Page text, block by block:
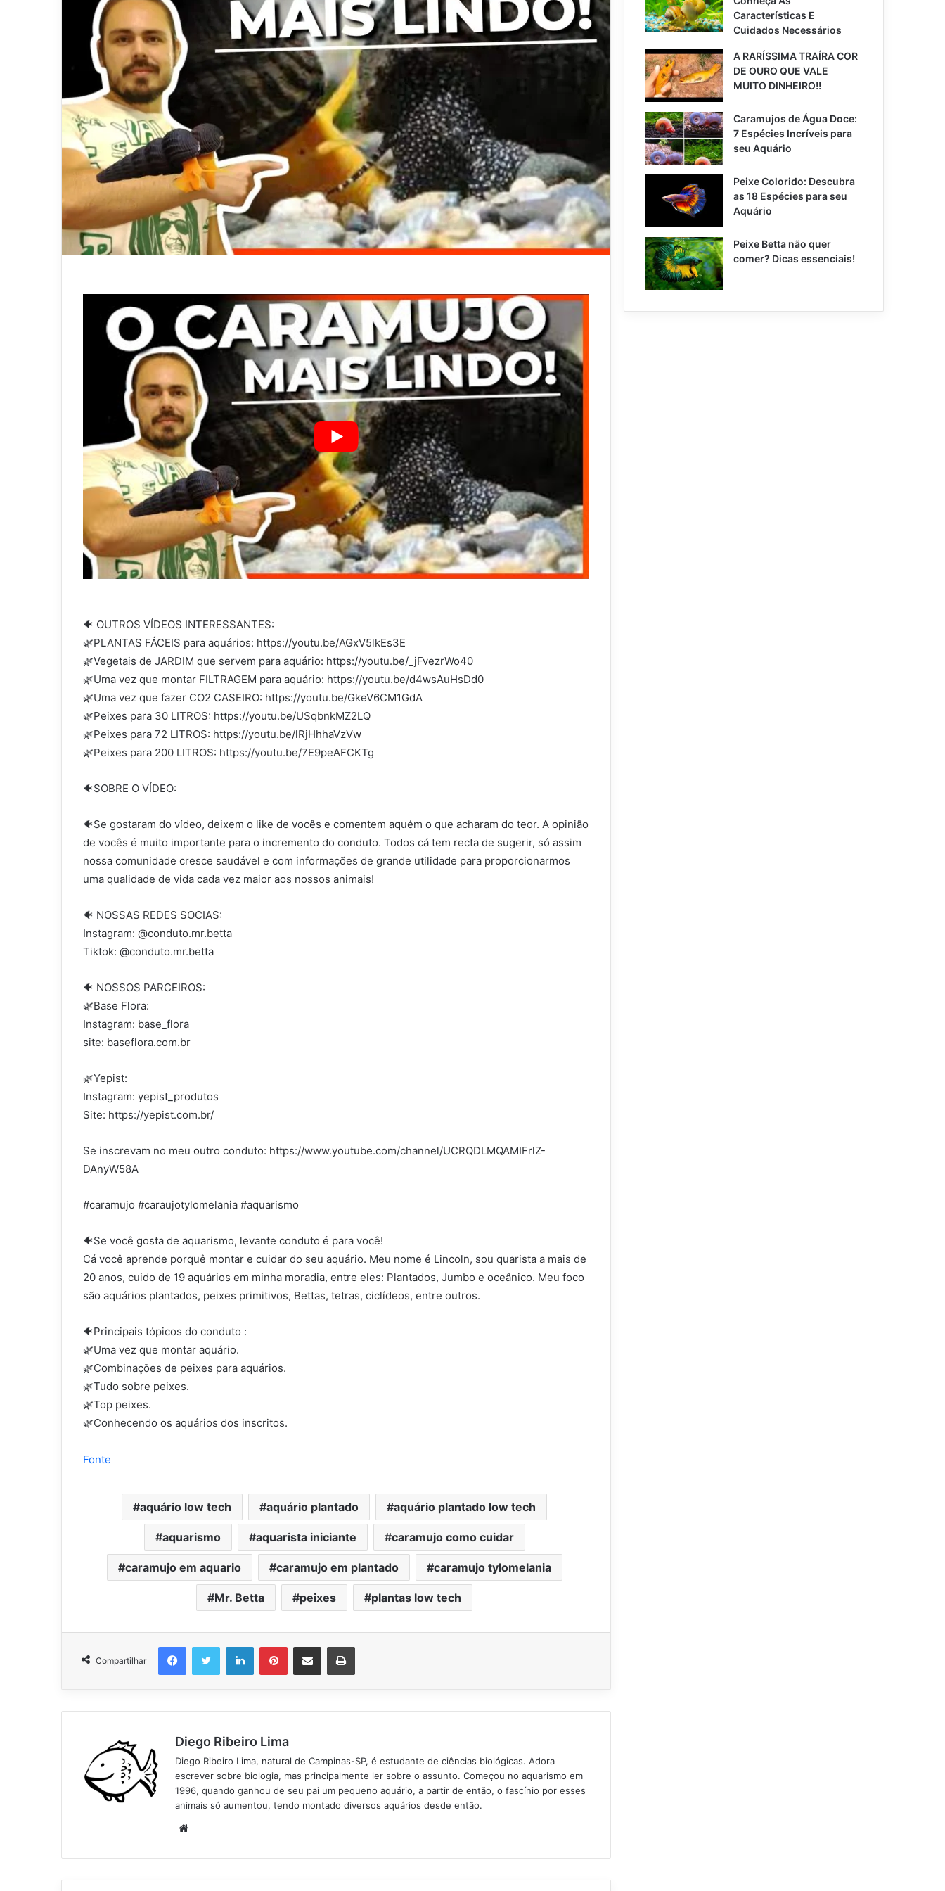
🐠 OUTROS VÍDEOS INTERESSANTES:
🌿PLANTAS FÁCEIS para aquários: https://youtu.be/AGxV5lkEs3E
🌿Vegetais de JARDIM que servem para aquário: https://youtu.be/_jFvezrWo40
🌿Uma vez que montar FILTRAGEM para aquário: https://youtu.be/d4wsAuHsDd0
🌿Uma vez que fazer CO2 CASEIRO: https://youtu.be/GkeV6CM1GdA
🌿Peixes para 30 LITROS: https://youtu.be/USqbnkMZ2LQ
🌿Peixes para 72 LITROS: https://youtu.be/lRjHhhaVzVw
🌿Peixes para 200 LITROS: https://youtu.be/7E9peAFCKTg
🐠SOBRE O VÍDEO:
🐠Se gostaram do vídeo, deixem o like de vocês e comentem aquém o que acharam do teor. A opinião
de vocês é muito importante para o incremento do conduto. Todos cá tem recta de sugerir, só assim
nossa comunidade cresce saudável e com informações de grande utilidade para proporcionarmos
uma qualidade de vida cada vez maior aos nossos animais!
🐠 NOSSAS REDES SOCIAS:
Instagram: @conduto.mr.betta
Tiktok: @conduto.mr.betta
🐠 NOSSOS PARCEIROS:
🌿Base Flora:
Instagram: base_flora
site: baseflora.com.br
🌿Yepist:
Instagram: yepist_produtos
Site: https://yepist.com.br/
Se inscrevam no meu outro conduto: https://www.youtube.com/channel/UCRQDLMQAMIFrlZ-
DAnyW58A
#caramujo #caraujotylomelania #aquarismo
🐠Se você gosta de aquarismo, levante conduto é para você!
Cá você aprende porquê montar e cuidar do seu aquário. Meu nome é Lincoln, sou quarista a mais de
20 anos, cuido de 19 aquários em minha moradia, entre eles: Plantados, Jumbo e oceânico. Meu foco
são aquários plantados, peixes primitivos, Bettas, tetras, ciclídeos, entre outros.
🐠Principais tópicos do conduto :
🌿Uma vez que montar aquário.
🌿Combinações de peixes para aquários.
🌿Tudo sobre peixes.
🌿Top peixes.
🌿Conhecendo os aquários dos inscritos.
Fonte
aquário low tech aquário plantado aquário plantado low tech
aquarismo aquarista iniciante caramujo como cuidar
caramujo em aquario caramujo em plantado caramujo tylomelania
Mr. Betta peixes plantas low tech
Compartilhar
FacebookTwitter LinkedinPinterestCompartilhar via e-mail Imprimir
Diego Ribeiro Lima
Diego Ribeiro Lima, natural de Campinas-SP, é estudante de ciências biológicas. Adora
escrever sobre biologia, mas principalmente ler sobre o assunto. Começou no aquarismo em
1996, quando ganhou de seu pai um pequeno aquário, a partir de então, o fascínio por esses
animais só aumentou, tendo montado diversos aquários desde então.
Website
Características E
Cuidados Necessários
A RARÍSSIMA TRAÍRA COR
DE OURO QUE VALE
MUITO DINHEIRO!!
Caramujos de Água Doce:
7 Espécies Incríveis para
seu Aquário
Peixe Colorido: Descubra
as 18 Espécies para seu
Aquário
Peixe Betta não quer
comer? Dicas essenciais!